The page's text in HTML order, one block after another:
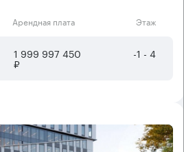
Арендная плата Этаж
1 999 997 450
₽
-1 - 4